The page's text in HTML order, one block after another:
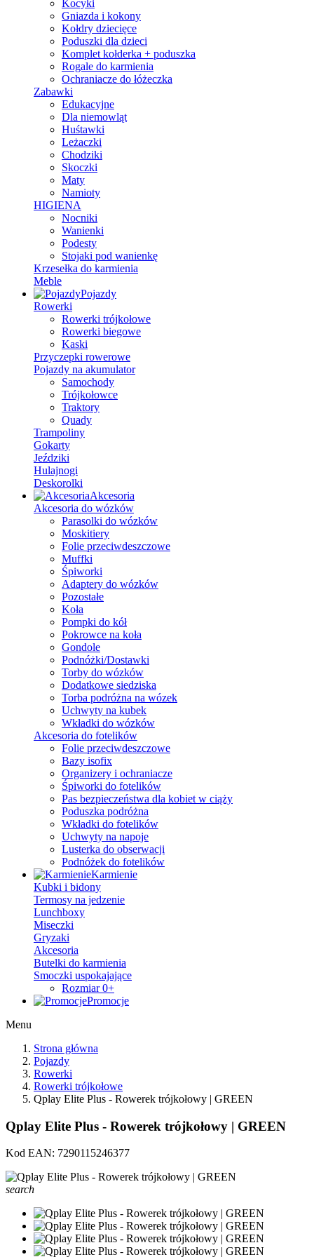
Kocyki
Gniazda i kokony
Kołdry dziecięce
Poduszki dla dzieci
Komplet kołderka + poduszka
Rogale do karmienia
Ochraniacze do łóżeczka
Zabawki
Edukacyjne
Dla niemowląt
Huśtawki
Leżaczki
Chodziki
Skoczki
Maty
Namioty
HIGIENA
Nocniki
Wanienki
Podesty
Stojaki pod wanienkę
Krzesełka do karmienia
Meble
Pojazdy
Rowerki
Rowerki trójkołowe
Rowerki biegowe
Kaski
Przyczepki rowerowe
Pojazdy na akumulator
Samochody
Trójkołowce
Traktory
Quady
Trampoliny
Gokarty
Jeździki
Hulajnogi
Deskorolki
Akcesoria
Akcesoria do wózków
Parasolki do wózków
Moskitiery
Folie przeciwdeszczowe
Muffki
Śpiworki
Adaptery do wózków
Pozostałe
Koła
Pompki do kół
Pokrowce na koła
Gondole
Podnóżki/Dostawki
Torby do wózków
Dodatkowe siedziska
Torba podróżna na wózek
Uchwyty na kubek
Wkładki do wózków
Akcesoria do fotelików
Folie przeciwdeszczowe
Bazy isofix
Organizery i ochraniacze
Śpiworki do fotelików
Pas bezpieczeństwa dla kobiet w ciąży
Poduszka podróżna
Wkładki do fotelików
Uchwyty na napoje
Lusterka do obserwacji
Podnóżek do fotelików
Karmienie
Kubki i bidony
Termosy na jedzenie
Lunchboxy
Miseczki
Gryzaki
Akcesoria
Butelki do karmienia
Smoczki uspokajające
Rozmiar 0+
Promocje
Menu
Strona główna
Pojazdy
Rowerki
Rowerki trójkołowe
Qplay Elite Plus - Rowerek trójkołowy | GREEN
Qplay Elite Plus - Rowerek trójkołowy | GREEN
Kod EAN: 7290115246377
search